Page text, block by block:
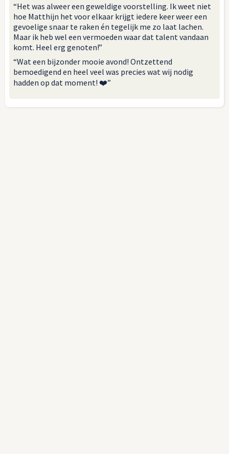
“Het was alweer een geweldige voorstelling. Ik weet niet
hoe Matthijn het voor elkaar krijgt iedere keer weer een
gevoelige snaar te raken én tegelijk me zo laat lachen.
Maar ik heb wel een vermoeden waar dat talent vandaan
komt. Heel erg genoten!”
“Wat een bijzonder mooie avond! Ontzettend
bemoedigend en heel veel was precies wat wij nodig
hadden op dat moment! ❤️”